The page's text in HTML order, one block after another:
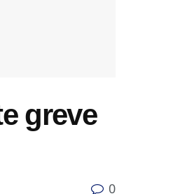
greve
0